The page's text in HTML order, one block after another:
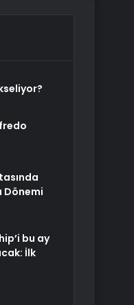
Dönemi
bu ay
İlk